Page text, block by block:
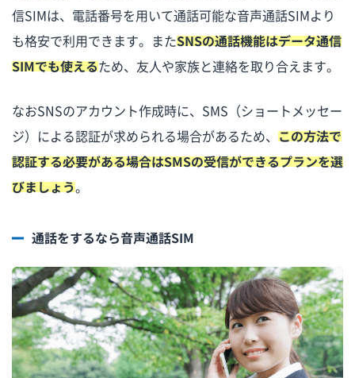
信SIMは、電話番号を用いて通話可能な音声通話SIMより
も格安で利用できます。またSNSの通話機能はデータ通信
SIMでも使えるため、友人や家族と連絡を取り合えます。
なおSNSのアカウント作成時に、SMS（ショートメッセー
ジ）による認証が求められる場合があるため、 この方法で
認証する必要がある場合はSMSの受信ができるプランを選
びましょう。
通話をするなら音声通話SIM